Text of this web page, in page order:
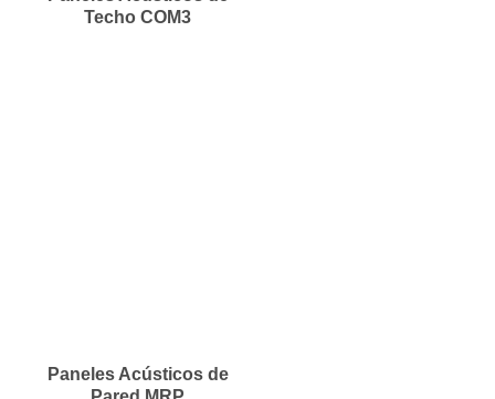
Techo COM3
Paneles Acústicos de